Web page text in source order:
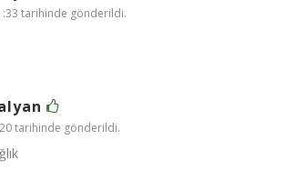
tarihinde gönderildi.
tarihinde gönderildi.